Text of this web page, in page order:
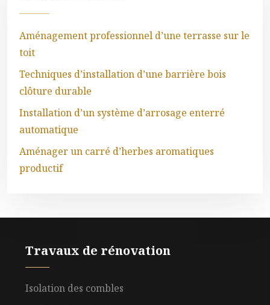
Aménagement professionnel d’une terrasse sur le
toit
Techniques d’installation d’une barrière bois
clôture durable
Installation d’un système d’arrosage enterré
automatique
Aménager un carré d’herbes aromatiques
productif
Travaux de rénovation
Isolation des combles